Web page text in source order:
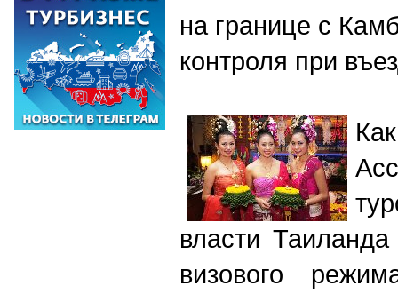
на границе с
контроля при
власти
визового